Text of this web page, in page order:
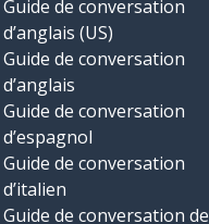
Guide de conversation
d’anglais (US)
Guide de conversation
d’anglais
Guide de conversation
d’espagnol
Guide de conversation
d’italien
Guide de conversation de